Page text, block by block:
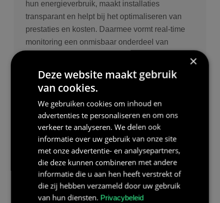
hun energieverbruik, maakt installaties
transparant en helpt bij het optimaliseren van
prestaties en kosten. Daarmee vormt real-time
monitoring een onmisbaar onderdeel van
DISCLAIMER
De informatie in onze kennisbank is bedoeld om
u te informeren en is gebaseerd op onze
ervaring binnen de energiesector. Deze inhoud
vervangt geen persoonlijk advies. Voor
specifieke vragen of een voorstel op maat kunt u
steeds contact opnemen met Bolk Energy
×
Deze website maakt gebruik
van cookies.
We gebruiken cookies om inhoud en
advertenties te personaliseren en om ons
verkeer te analyseren. We delen ook
informatie over uw gebruik van onze site
met onze advertentie- en analysepartners,
die deze kunnen combineren met andere
informatie die u aan hen heeft verstrekt of
die zij hebben verzameld door uw gebruik
van hun diensten. Privacybeleid